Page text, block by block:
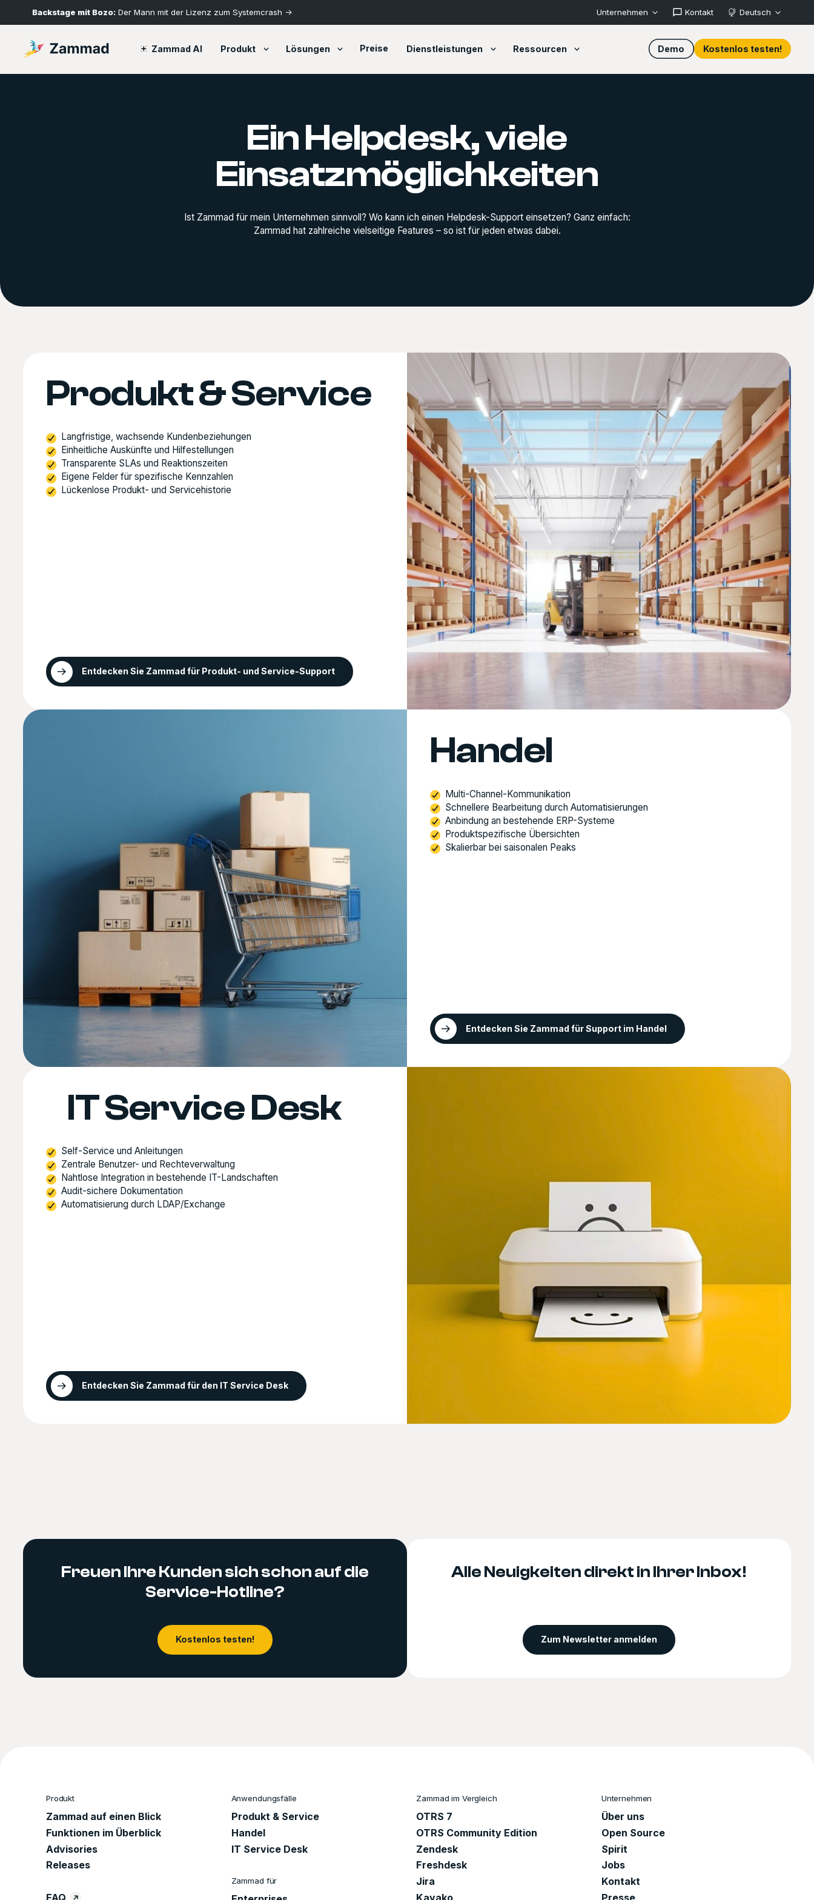
Backstage mit Bozo: Der Mann mit der Lizenz zum Systemcrash -> Unternehmen Kontakt Deutsch
Zammad AI Produkt Lösungen Preise Dienstleistungen Ressourcen Demo Kostenlos testen!
Ein Helpdesk, viele
Einsatzmöglichkeiten
Ist Zammad für mein Unternehmen sinnvoll? Wo kann ich einen Helpdesk-Support einsetzen? Ganz einfach:
Zammad hat zahlreiche vielseitige Features – so ist für jeden etwas dabei.
Produkt & Service
Langfristige, wachsende Kundenbeziehungen
Einheitliche Auskünfte und Hilfestellungen
Transparente SLAs und Reaktionszeiten
Eigene Felder für spezifische Kennzahlen
Lückenlose Produkt- und Servicehistorie
Entdecken Sie Zammad für Produkt- und Service-Support
Handel
Multi-Channel-Kommunikation
Schnellere Bearbeitung durch Automatisierungen
Anbindung an bestehende ERP-Systeme
Produktspezifische Übersichten
Skalierbar bei saisonalen Peaks
Entdecken Sie Zammad für Support im Handel
IT Service Desk
Self-Service und Anleitungen
Zentrale Benutzer- und Rechteverwaltung
Nahtlose Integration in bestehende IT-Landschaften
Audit-sichere Dokumentation
Automatisierung durch LDAP/Exchange
Entdecken Sie Zammad für den IT Service Desk
Freuen Ihre Kunden sich schon auf die
Service-Hotline?
Kostenlos testen!
Alle Neuigkeiten direkt in Ihrer Inbox!
Zum Newsletter anmelden
Produkt
Zammad auf einen Blick
Funktionen im Überblick
Advisories
Releases
FAQ
Anwendungsfälle
Produkt & Service
Handel
IT Service Desk
Zammad für
Zammad im Vergleich
OTRS 7
OTRS Community Edition
Zendesk
Freshdesk
Jira
Unternehmen
Über uns
Open Source
Spirit
Jobs
Kontakt